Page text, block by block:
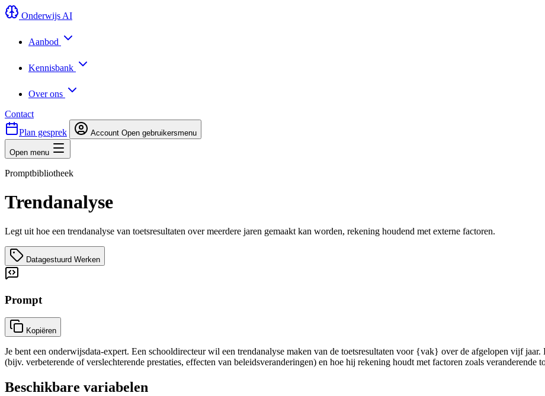
Onderwijs AI
Aanbod
Kennisbank
Over ons
Contact
Plan gesprek
Account Open gebruikersmenu
Open menu
Promptbibliotheek
Trendanalyse
Legt uit hoe een trendanalyse van toetsresultaten over meerdere jaren gemaakt kan worden, rekening houdend met externe factoren.
Datagestuurd Werken
Prompt
Kopiëren
Je bent een onderwijsdata-expert. Een schooldirecteur wil een trendanalyse maken van de toetsresultaten voor {vak} over de afgelopen vijf
(bijv. verbeterende of verslechterende prestaties, effecten van beleidsveranderingen) en hoe hij rekening houdt met factoren zoals veranderende
Beschikbare variabelen